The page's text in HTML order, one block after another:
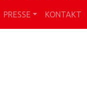
PRESSE KONTAKT